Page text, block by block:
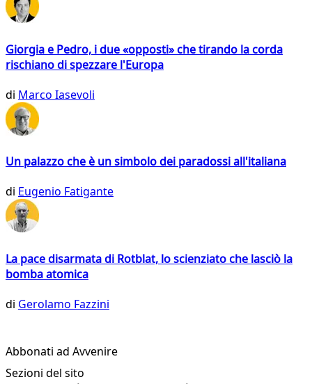
Giorgia e Pedro, i due «opposti» che tirando la corda
rischiano di spezzare l'Europa
di Marco Iasevoli
Un palazzo che è un simbolo dei paradossi all'italiana
di Eugenio Fatigante
La pace disarmata di Rotblat, lo scienziato che lasciò la
bomba atomica
di Gerolamo Fazzini
Abbonati ad Avvenire
Sezioni del sito